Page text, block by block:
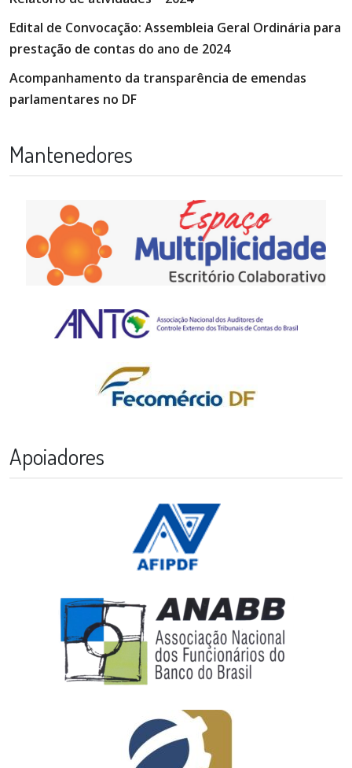
Edital de Convocação: Assembleia Geral Ordinária para
prestação de contas do ano de 2024
Acompanhamento da transparência de emendas
parlamentares no DF
Mantenedores
Apoiadores